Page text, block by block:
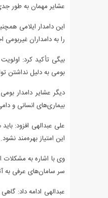
عشایر مهمان به‌ طور
این دامدار ایلامی
را به دامداران
بیگی تأکید کرد:
بومی به دلیل نداشتن
دیگر عشایر دامدار
بیماری‌های انسانی و
علی عبدالهی افزود:
این امتیاز بهره‌مند نشود.
وی با اشاره به
سر سامان‌های عرفی
عبدالهی ادامه داد: